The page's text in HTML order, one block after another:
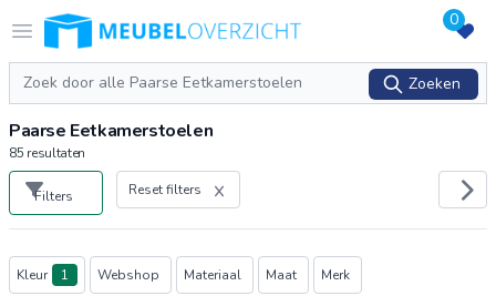
Open menu
Logo Meubeloverzicht.nl 0
Zoeken
Zoeken
Paarse Eetkamerstoelen
85 resultaten
Filters Reset filters
Producten
Kleur 1 Webshop Materiaal Maat Merk